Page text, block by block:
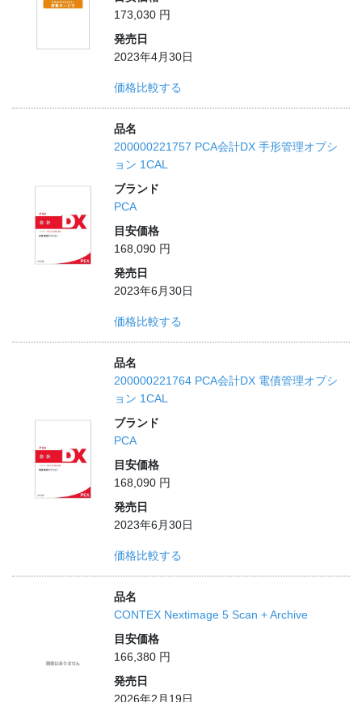
173,030 円
発売日
2023年4月30日
価格比較する
品名
200000221757 PCA会計DX 手形管理オプシ
ョン 1CAL
ブランド
PCA
目安価格
168,090 円
発売日
2023年6月30日
価格比較する
品名
200000221764 PCA会計DX 電債管理オプシ
ョン 1CAL
ブランド
PCA
目安価格
168,090 円
発売日
2023年6月30日
価格比較する
品名
CONTEX Nextimage 5 Scan + Archive
目安価格
166,380 円
発売日
2026年2月19日